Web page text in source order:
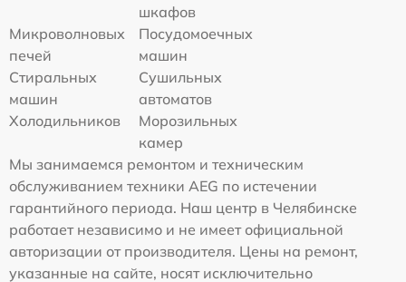
шкафов
Микроволновых
печей
Посудомоечных
машин
Стиральных
машин
Сушильных
автоматов
Холодильников
Морозильных
камер
Мы занимаемся ремонтом и техническим
обслуживанием техники AEG по истечении
гарантийного периода. Наш центр в Челябинске
работает независимо и не имеет официальной
авторизации от производителя. Цены на ремонт,
указанные на сайте, носят исключительно